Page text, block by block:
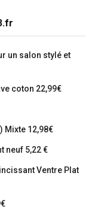
un salon stylé et
coton 22,99€
Mixte 12,98€
neuf 5,22 €
Ventre Plat